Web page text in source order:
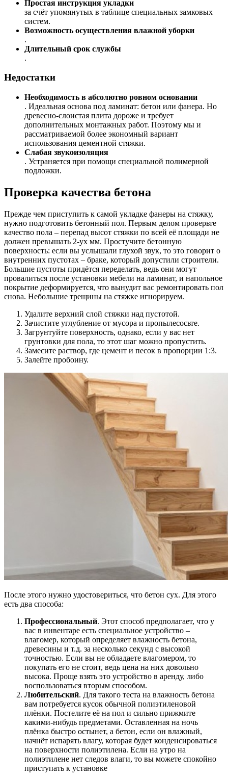
Простая инструкция укладки
за счёт упомянутых в таблице специальных замковых
систем.
Возможность осуществления влажной уборки
.
Длительный срок службы
.
Недостатки
Необходимость в абсолютно ровном основании
. Идеальная основа под ламинат: бетон или фанера. Но
древесно-слоистая плита дороже и требует
дополнительных монтажных работ. Поэтому мы и
рассматриваемой более экономный вариант
использования цементной стяжки.
Слабая звукоизоляция
. Устраняется при помощи специальной полимерной
подложки.
Проверка качества бетона
Прежде чем приступить к самой укладке фанеры на стяжку,
нужно подготовить бетонный пол. Первым делом проверьте
качество пола – перепад высот стяжки по всей её площади не
должен превышать 2-ух мм. Простучите бетонную
поверхность: если вы услышали глухой звук, то это говорит о
внутренних пустотах – браке, который допустили строители.
Большие пустоты придётся переделать, ведь они могут
провалиться после установки мебели на ламинат, и напольное
покрытие деформируется, что вынудит вас ремонтировать пол
снова. Небольшие трещины на стяжке игнорируем.
Удалите верхний слой стяжки над пустотой.
Зачистите углубление от мусора и пропылесосьте.
Загрунтуйте поверхность, однако, если у вас нет
грунтовки для пола, то этот шаг можно пропустить.
Замесите раствор, где цемент и песок в пропорции 1:3.
Залейте пробоину.
После этого нужно удостовериться, что бетон сух. Для этого
есть два способа:
Профессиональный. Этот способ предполагает, что у
вас в инвентаре есть специальное устройство –
влагомер, который определяет влажность бетона,
древесины и т.д. за несколько секунд с высокой
точностью. Если вы не обладаете влагомером, то
покупать его не стоит, ведь цена на них довольно
высока. Проще взять это устройство в аренду, либо
воспользоваться вторым способом.
Любительский. Для такого теста на влажность бетона
вам потребуется кусок обычной полиэтиленовой
плёнки. Постелите её на пол и сильно прижмите
какими-нибудь предметами. Оставленная на ночь
плёнка быстро остынет, а бетон, если он влажный,
начнёт испарять влагу, которая будет конденсироваться
на поверхности полиэтилена. Если на утро на
полиэтилене нет следов влаги, то вы можете спокойно
приступать к установке